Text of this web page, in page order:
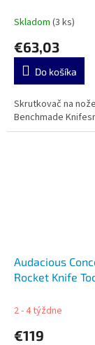
Skladom (3 ks)
€63,03
Do košíka
Skrutkovač na nože
Benchmade
Audacious
Rocket Knife
2 - 4 týždne
€119